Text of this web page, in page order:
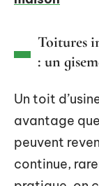
Toitures
: un
Un toit
avantage
peuvent
continue,